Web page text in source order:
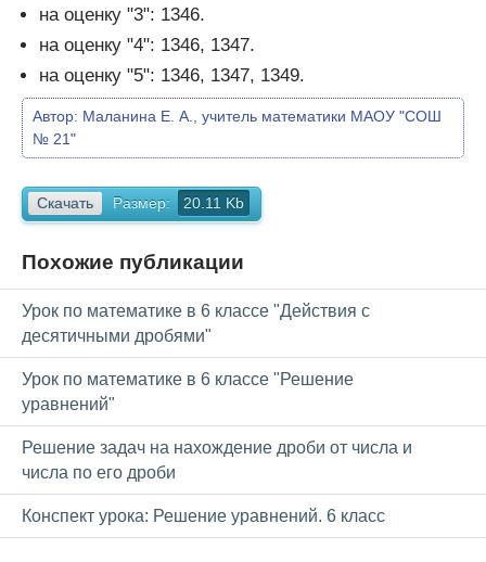
на оценку "3": 1346.
на оценку "4": 1346, 1347.
на оценку "5": 1346, 1347, 1349.
Автор: Маланина Е. А., учитель математики МАОУ "СОШ
№ 21"
Скачать Размер: 20.11 Kb
Похожие публикации
Урок по математике в 6 классе "Действия с
десятичными дробями"
Урок по математике в 6 классе "Решение
уравнений"
Решение задач на нахождение дроби от числа и
числа по его дроби
Конспект урока: Решение уравнений. 6 класс